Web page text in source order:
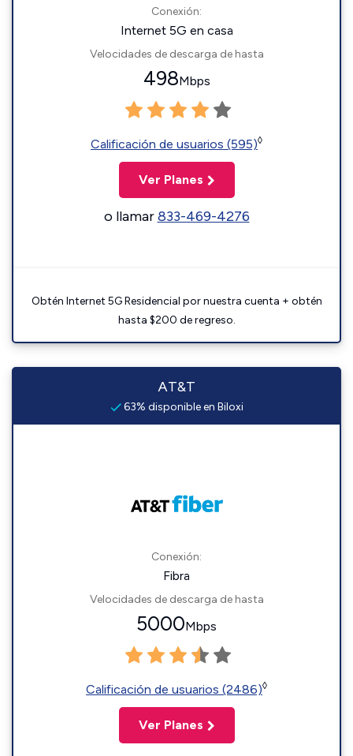
Conexión:
Internet 5G en casa
Velocidades de descarga de hasta
498Mbps
Calificación de usuarios (595)◊
Ver Planes
o llamar833-469-4276
Obtén Internet 5G Residencial por nuestra cuenta + obtén
hasta $200 de regreso.
AT&T
63% disponible en Biloxi
Conexión:
Fibra
Velocidades de descarga de hasta
5000Mbps
Calificación de usuarios (2486)◊
Ver Planes